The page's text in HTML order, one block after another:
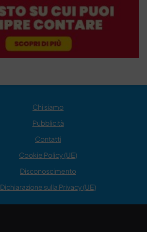
Chi siamo
Pubblicità
Contatti
Cookie Policy (UE)
Disconoscimento
Dichiarazione sulla Privacy (UE)